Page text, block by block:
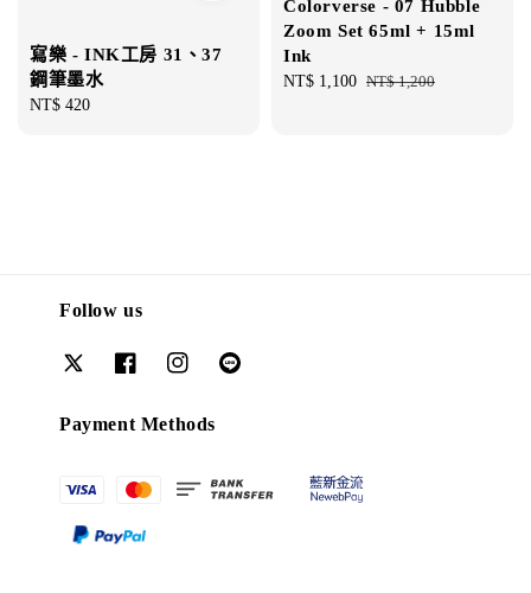
寫樂 - INK工房 31、37
鋼筆墨水
Regular
NT$ 420
Colorverse - 07 Hubble
Zoom Set 65ml + 15ml
Ink
Sale
NT$ 1,100 Regular
NT$ 1,200
Follow us
Payment Methods